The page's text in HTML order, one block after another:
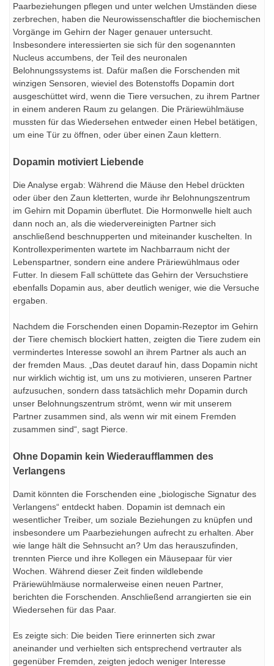
Paarbeziehungen pflegen und unter welchen Umständen diese
zerbrechen, haben die Neurowissenschaftler die biochemischen
Vorgänge im Gehirn der Nager genauer untersucht.
Insbesondere interessierten sie sich für den sogenannten
Nucleus accumbens, der Teil des neuronalen
Belohnungssystems ist. Dafür maßen die Forschenden mit
winzigen Sensoren, wieviel des Botenstoffs Dopamin dort
ausgeschüttet wird, wenn die Tiere versuchen, zu ihrem Partner
in einem anderen Raum zu gelangen. Die Präriewühlmäuse
mussten für das Wiedersehen entweder einen Hebel betätigen,
um eine Tür zu öffnen, oder über einen Zaun klettern.
Dopamin motiviert Liebende
Die Analyse ergab: Während die Mäuse den Hebel drückten
oder über den Zaun kletterten, wurde ihr Belohnungszentrum
im Gehirn mit Dopamin überflutet. Die Hormonwelle hielt auch
dann noch an, als die wiedervereinigten Partner sich
anschließend beschnupperten und miteinander kuschelten. In
Kontrollexperimenten wartete im Nachbarraum nicht der
Lebenspartner, sondern eine andere Präriewühlmaus oder
Futter. In diesem Fall schüttete das Gehirn der Versuchstiere
ebenfalls Dopamin aus, aber deutlich weniger, wie die Versuche
ergaben.
Nachdem die Forschenden einen Dopamin-Rezeptor im Gehirn
der Tiere chemisch blockiert hatten, zeigten die Tiere zudem ein
vermindertes Interesse sowohl an ihrem Partner als auch an
der fremden Maus. „Das deutet darauf hin, dass Dopamin nicht
nur wirklich wichtig ist, um uns zu motivieren, unseren Partner
aufzusuchen, sondern dass tatsächlich mehr Dopamin durch
unser Belohnungszentrum strömt, wenn wir mit unserem
Partner zusammen sind, als wenn wir mit einem Fremden
zusammen sind“, sagt Pierce.
Ohne Dopamin kein Wiederaufflammen des
Verlangens
Damit könnten die Forschenden eine „biologische Signatur des
Verlangens“ entdeckt haben. Dopamin ist demnach ein
wesentlicher Treiber, um soziale Beziehungen zu knüpfen und
insbesondere um Paarbeziehungen aufrecht zu erhalten. Aber
wie lange hält die Sehnsucht an? Um das herauszufinden,
trennten Pierce und ihre Kollegen ein Mäusepaar für vier
Wochen. Während dieser Zeit finden wildlebende
Präriewühlmäuse normalerweise einen neuen Partner,
berichten die Forschenden. Anschließend arrangierten sie ein
Wiedersehen für das Paar.
Es zeigte sich: Die beiden Tiere erinnerten sich zwar
aneinander und verhielten sich entsprechend vertrauter als
gegenüber Fremden, zeigten jedoch weniger Interesse